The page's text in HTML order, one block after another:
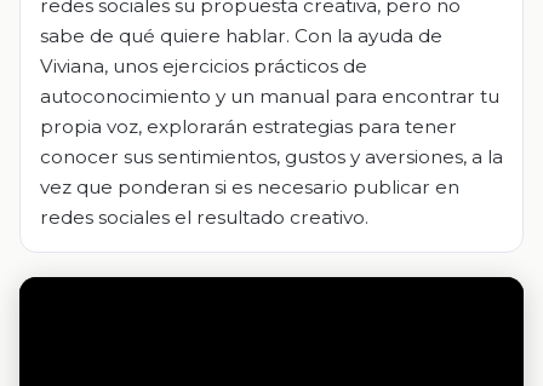
redes sociales su propuesta creativa, pero no
sabe de qué quiere hablar. Con la ayuda de
Viviana, unos ejercicios prácticos de
autoconocimiento y un manual para encontrar tu
propia voz, explorarán estrategias para tener
conocer sus sentimientos, gustos y aversiones, a la
vez que ponderan si es necesario publicar en
redes sociales el resultado creativo.